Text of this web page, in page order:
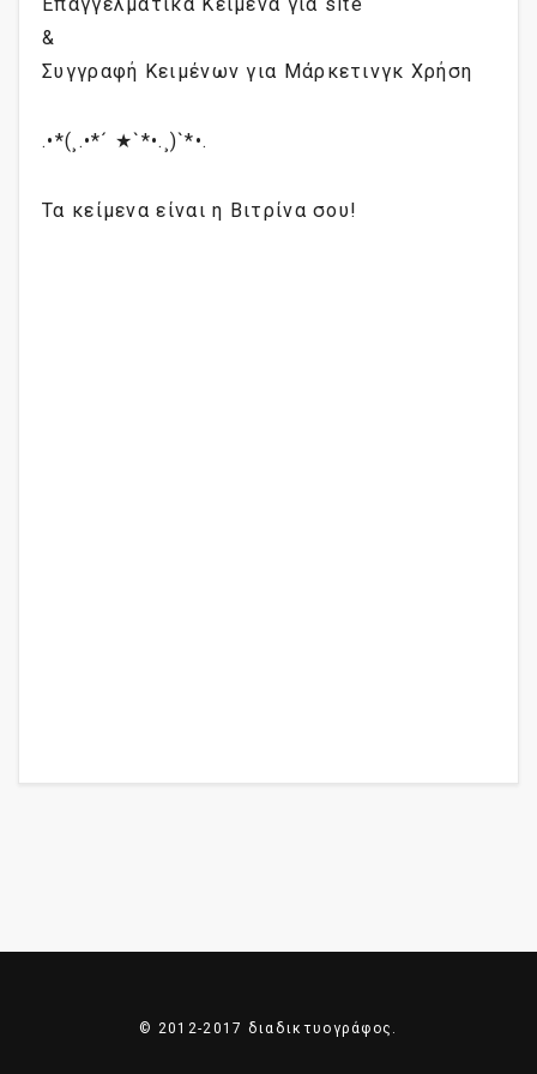
&
Συγγραφή Κειμένων για Μάρκετινγκ Χρήση
.•*(¸.•*´ ★`*•.¸)`*•.
Τα κείμενα είναι η Βιτρίνα σου!
© 2012-2017 διαδικτυογράφος.